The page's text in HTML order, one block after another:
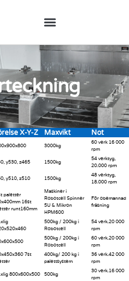
X-Y-Z Maxvikt Not
3000kg
60 verk 16 000
rpm
y530, z465 1500kg
54 verktyg,
20.000 rpm
y510, z510 1500kg
48 verktyg,
18.000 rpm
paletter
16st
runt160mm
Maskiner i
Robotcell Spinner
5U & Mikron
HPM600
För obemannad
fräsning
500kg / 200kg i
Robotcell
54 verk.20 000
rpm
500kg / 200kg i
Robotcell
60 verk.20 000
rpm
7st
400kg/ 200 kg i
palettsystem
36 verk.42 000
rpm
800x600x500 500kg
30 verk.16 000
rpm